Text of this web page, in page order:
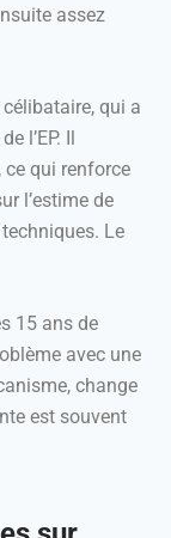
assez
qui a
l’EP. Il
ce qui renforce
l’estime de
Le
15 ans de
avec une
change
est souvent